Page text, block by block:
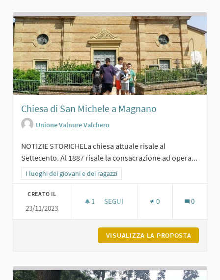
Chiesa di San Michele a Magnano
Unione Valnure Valchero
NOTIZIE STORICHELa chiesa attuale risale al
Settecento. Al 1887 risale la consacrazione ad opera...
Filtra i risultati per categoria: I luoghi dei giovani e dei ragazzi
I luoghi dei giovani e dei ragazzi
CREATO IL
23/11/2023
1 1 SOSTENITORI
SEGUI 0 0
VISUALIZZA LA PROPOSTA